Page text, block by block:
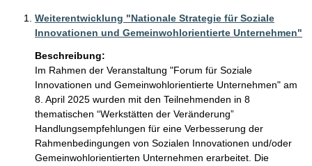
Weiterentwicklung "Nationale Strategie für Soziale
Innovationen und Gemeinwohlorientierte Unternehmen"
Beschreibung:
Im Rahmen der Veranstaltung "Forum für Soziale
Innovationen und Gemeinwohlorientierte Unternehmen" am
8. April 2025 wurden mit den Teilnehmenden in 8
thematischen “Werkstätten der Veränderung”
Handlungsempfehlungen für eine Verbesserung der
Rahmenbedingungen von Sozialen Innovationen und/oder
Gemeinwohlorientierten Unternehmen erarbeitet. Die